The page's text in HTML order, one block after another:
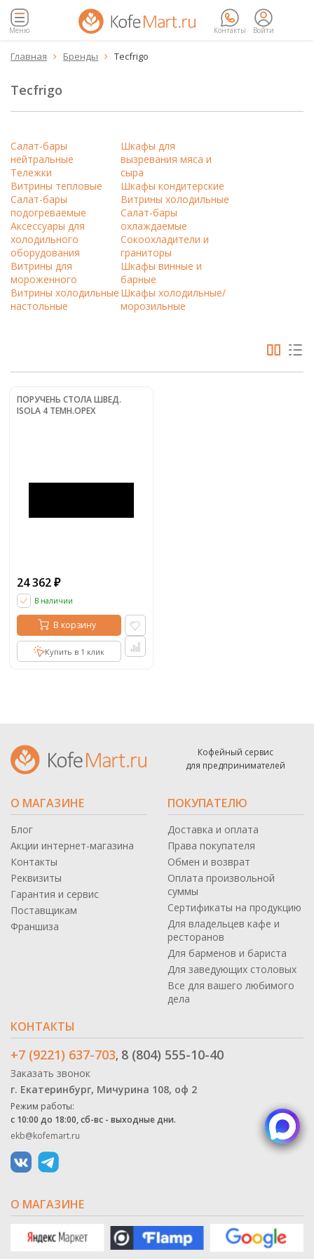
Меню Контакты Войти
Главная  Бренды  Tecfrigo
Tecfrigo
Салат-бары
нейтральные
Тележки
Витрины тепловые
Салат-бары
подогреваемые
Аксессуары для
холодильного
оборудования
Витрины для
мороженного
Витрины холодильные
настольные
Шкафы для
вызревания мяса и
сыра
Шкафы кондитерские
Витрины холодильные
Салат-бары
охлаждаемые
Сокоохладители и
граниторы
Шкафы винные и
барные
Шкафы холодильные/
морозильные
ПОРУЧЕНЬ СТОЛА ШВЕД.
ISOLA 4 ТЕМН.ОРЕХ
24 362 ₽
В наличии
В корзину
Купить в 1 клик
Кофейный сервис
для предпринимателей
О МАГАЗИНЕ
Блог
Акции интернет-магазина
Контакты
Реквизиты
Гарантия и сервис
Поставщикам
Франшиза
ПОКУПАТЕЛЮ
Доставка и оплата
Права покупателя
Обмен и возврат
Оплата произвольной
суммы
Сертификаты на продукцию
Для владельцев кафе и
ресторанов
Для барменов и бариста
Для заведующих столовых
Все для вашего любимого
дела
КОНТАКТЫ
+7 (9221) 637-703, 8 (804) 555-10-40
Заказать звонок
г. Екатеринбург, Мичурина 108, оф 2
Режим работы:
с 10:00 до 18:00, сб-вс - выходные дни.
ekb@kofemart.ru
О МАГАЗИНЕ